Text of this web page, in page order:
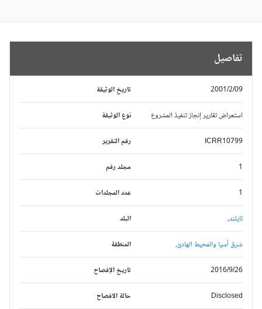
تفاصيل
تاريخ الوثيقة 2001/2/09
نوع الوثيقة استعراض تقارير إنجاز تنفيذ المشروع
رقم التقرير ICRR10799
مجلد رقم
عدد المجلدات
البلد تايلند,
المنطقة شرق آسيا والمحيط الهادئ,
تاريخ الإفصاح 2016/9/26
حالة الافصاح Disclosed